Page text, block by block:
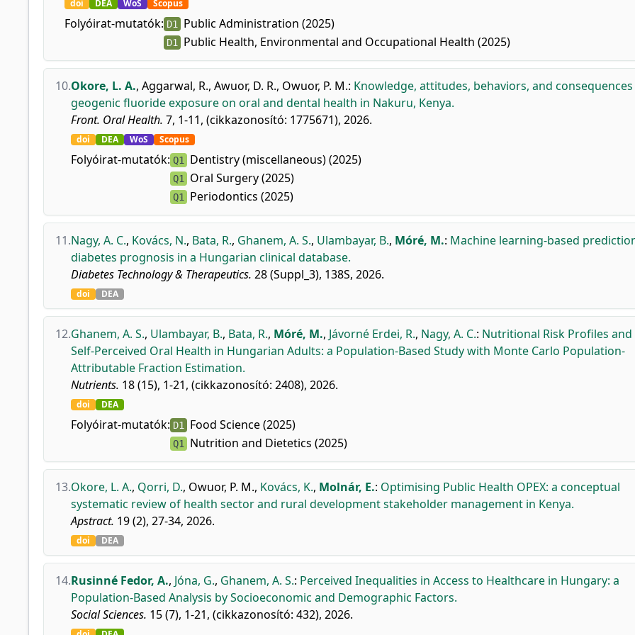
doi DEA WoS Scopus
Folyóirat-mutatók: D1 Public Administration (2025)
D1 Public Health, Environmental and Occupational Health (2025)
10.Okore, L. A., Aggarwal, R., Awuor, D. R., Owuor, P. M.: Knowledge, attitudes, behaviors, and
geogenic fluoride exposure on oral and dental health in Nakuru, Kenya.
Front. Oral Health. 7, 1-11, (cikkazonosító: 1775671), 2026.
doi DEA WoS Scopus
Folyóirat-mutatók: Q1 Dentistry (miscellaneous) (2025)
Q1 Oral Surgery (2025)
Q1 Periodontics (2025)
11.Nagy, A. C., Kovács, N., Bata, R., Ghanem, A. S., Ulambayar, B., Móré, M.: Machine learning-based
diabetes prognosis in a Hungarian clinical database.
Diabetes Technology & Therapeutics. 28 (Suppl_3), 138S, 2026.
doi DEA
12.Ghanem, A. S., Ulambayar, B., Bata, R., Móré, M., Jávorné Erdei, R., Nagy, A. C.: Nutritional Risk Profiles
Self-Perceived Oral Health in Hungarian Adults: a Population-Based Study with Monte Carlo Population-
Attributable Fraction Estimation.
Nutrients. 18 (15), 1-21, (cikkazonosító: 2408), 2026.
doi DEA
Folyóirat-mutatók: D1 Food Science (2025)
Q1 Nutrition and Dietetics (2025)
13.Okore, L. A., Qorri, D., Owuor, P. M., Kovács, K., Molnár, E.: Optimising Public Health OPEX: a conceptual
systematic review of health sector and rural development stakeholder management in Kenya.
Apstract. 19 (2), 27-34, 2026.
doi DEA
14.Rusinné Fedor, A., Jóna, G., Ghanem, A. S.: Perceived Inequalities in Access to Healthcare in Hungary: a
Population-Based Analysis by Socioeconomic and Demographic Factors.
Social Sciences. 15 (7), 1-21, (cikkazonosító: 432), 2026.